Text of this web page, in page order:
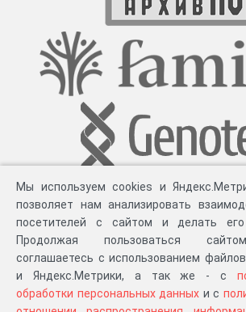
Разработка компании «Великіе предки», 2023-2026
Мы используем cookies и
позволяет нам анализировать
посетителей с сайтом и делать его
Продолжая пользоваться
соглашаетесь с использованием
и Яндекс.Метрики, а так же - с
обработки персональных данных и с